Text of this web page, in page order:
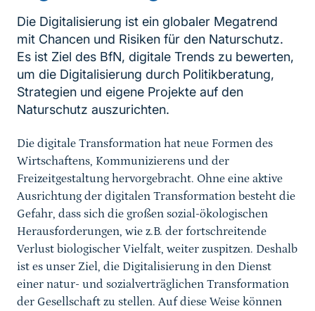
Die Digitalisierung ist ein globaler Megatrend
mit Chancen und Risiken für den Naturschutz.
Es ist Ziel des BfN, digitale Trends zu bewerten,
um die Digitalisierung durch Politikberatung,
Strategien und eigene Projekte auf den
Naturschutz auszurichten.
Sprungmarke
Die digitale Transformation hat neue Formen des
Wirtschaftens, Kommunizierens und der
Freizeitgestaltung hervorgebracht. Ohne eine aktive
Ausrichtung der digitalen Transformation besteht die
Gefahr, dass sich die großen sozial-ökologischen
Herausforderungen, wie z.B. der fortschreitende
Verlust biologischer Vielfalt, weiter zuspitzen. Deshalb
ist es unser Ziel, die Digitalisierung in den Dienst
einer natur- und sozialverträglichen Transformation
der Gesellschaft zu stellen. Auf diese Weise können